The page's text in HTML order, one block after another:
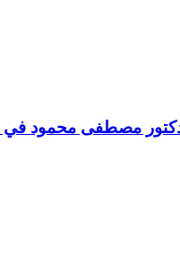
مصطفى محمود في